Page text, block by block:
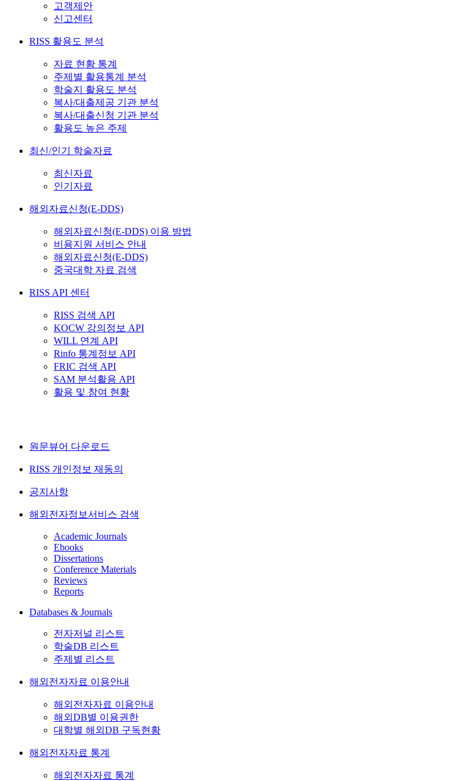
고객제안
신고센터
RISS 활용도 분석
자료 현황 통계
주제별 활용통계 분석
학술지 활용도 분석
복사/대출제공 기관 분석
복사/대출신청 기관 분석
활용도 높은 주제
최신/인기 학술자료
최신자료
인기자료
해외자료신청(E-DDS)
해외자료신청(E-DDS) 이용 방법
비용지원 서비스 안내
해외자료신청(E-DDS)
중국대학 자료 검색
RISS API 센터
RISS 검색 API
KOCW 강의정보 API
WILL 연계 API
Rinfo 통계정보 API
FRIC 검색 API
SAM 분석활용 API
활용 및 참여 현황
원문뷰어 다운로드
RISS 개인정보 재동의
공지사항
해외전자정보서비스 검색
Academic Journals
Ebooks
Dissertations
Conference Materials
Reviews
Reports
Databases & Journals
전자저널 리스트
학술DB 리스트
주제별 리스트
해외전자자료 이용안내
해외전자자료 이용안내
해외DB별 이용권한
대학별 해외DB 구독현황
해외전자자료 통계
해외전자자료 통계